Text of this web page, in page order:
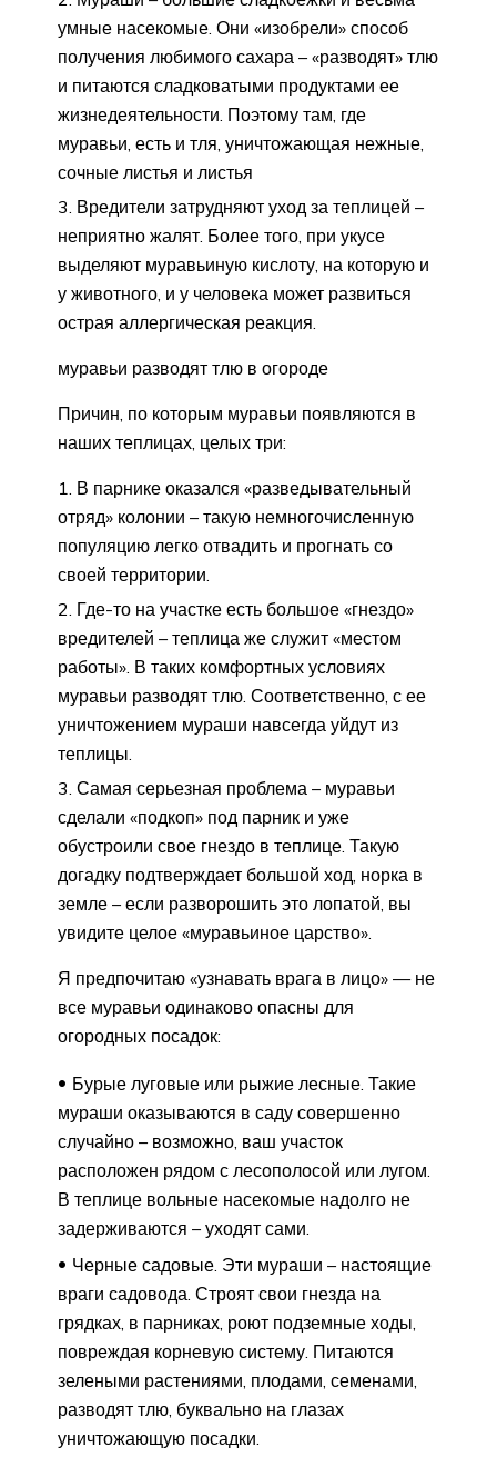
умные насекомые. Они «изобрели» способ
получения любимого сахара – «разводят» тлю
и питаются сладковатыми продуктами ее
жизнедеятельности. Поэтому там, где
муравьи, есть и тля, уничтожающая нежные,
сочные листья и листья
Вредители затрудняют уход за теплицей –
неприятно жалят. Более того, при укусе
выделяют муравьиную кислоту, на которую и
у животного, и у человека может развиться
острая аллергическая реакция.
муравьи разводят тлю в огороде
Причин, по которым муравьи появляются в
наших теплицах, целых три:
В парнике оказался «разведывательный
отряд» колонии – такую немногочисленную
популяцию легко отвадить и прогнать со
своей территории.
Где-то на участке есть большое «гнездо»
вредителей – теплица же служит «местом
работы». В таких комфортных условиях
муравьи разводят тлю. Соответственно, с ее
уничтожением мураши навсегда уйдут из
теплицы.
Самая серьезная проблема – муравьи
сделали «подкоп» под парник и уже
обустроили свое гнездо в теплице. Такую
догадку подтверждает большой ход, норка в
земле – если разворошить это лопатой, вы
увидите целое «муравьиное царство».
Я предпочитаю «узнавать врага в лицо» — не
все муравьи одинаково опасны для
огородных посадок:
Бурые луговые или рыжие лесные. Такие
мураши оказываются в саду совершенно
случайно – возможно, ваш участок
расположен рядом с лесополосой или лугом.
В теплице вольные насекомые надолго не
задерживаются – уходят сами.
Черные садовые. Эти мураши – настоящие
враги садовода. Строят свои гнезда на
грядках, в парниках, роют подземные ходы,
повреждая корневую систему. Питаются
зелеными растениями, плодами, семенами,
разводят тлю, буквально на глазах
уничтожающую посадки.